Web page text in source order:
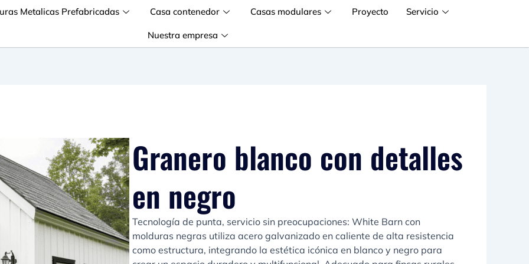
Metalicas Prefabricadas Casa contenedor Casas modulares Proyecto Servicio
Nuestra empresa
Granero blanco con detalles
en negro
Tecnología de punta, servicio sin preocupaciones: White Barn con
molduras negras utiliza acero galvanizado en caliente de alta resistencia
como estructura, integrando la estética icónica en blanco y negro para